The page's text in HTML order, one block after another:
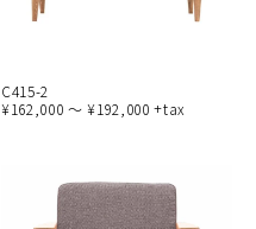
C415-2
¥162,000 ～ ¥192,000 +tax